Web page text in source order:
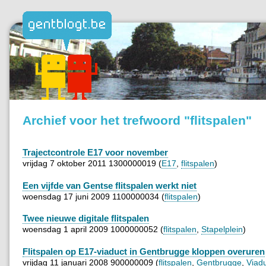
Archief voor het trefwoord "flitspalen"
Trajectcontrole E17 voor november
vrijdag 7 oktober 2011 1300000019 (E17 flitspalen)
Een vijfde van Gentse flitspalen werkt niet
woensdag 17 juni 2009 1100000034 (flitspalen)
Twee nieuwe digitale flitspalen
woensdag 1 april 2009 1000000052 (flitspalen Stapelplein)
Flitspalen op E17-viaduct in Gentbrugge kloppen overuren
vrijdag 11 januari 2008 900000009 (flitspalen Gentbrugge